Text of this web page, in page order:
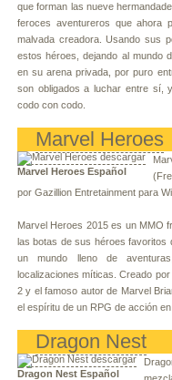
que forman las nueve
feroces aventureros que ahora
malvada creadora. Usando sus
estos héroes, dejando al mundo
en su arena privada, por puro
son obligados a luchar entre sí,
codo con codo.
Marvel Heroes
Marvel Heroes Español
por Gazillion Entretainment para
Marvel Heroes 2015 es un MMO
las botas de sus héroes favoritos
un mundo lleno de
localizaciones míticas. Creado
2 y el famoso autor de Marvel
el espíritu de un RPG de acción
Dragon Nest
Dragon Nest Español